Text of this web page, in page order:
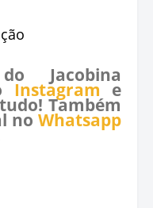
Jacobina
Instagram e
Também
no Whatsapp